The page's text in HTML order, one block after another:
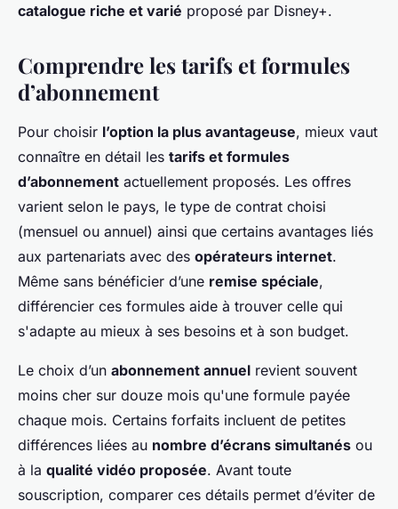
catalogue riche et varié proposé par Disney+.
Comprendre les tarifs et formules
d’abonnement
Pour choisir l’option la plus avantageuse, mieux vaut
connaître en détail les tarifs et formules
d’abonnement actuellement proposés. Les offres
varient selon le pays, le type de contrat choisi
(mensuel ou annuel) ainsi que certains avantages liés
aux partenariats avec des opérateurs internet.
Même sans bénéficier d’une remise spéciale,
différencier ces formules aide à trouver celle qui
s'adapte au mieux à ses besoins et à son budget.
Le choix d’un abonnement annuel revient souvent
moins cher sur douze mois qu'une formule payée
chaque mois. Certains forfaits incluent de petites
différences liées au nombre d’écrans simultanés ou
à la qualité vidéo proposée. Avant toute
souscription, comparer ces détails permet d’éviter de